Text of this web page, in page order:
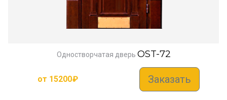
Одностворчатая дверь OST-72
от 15200₽ Заказать